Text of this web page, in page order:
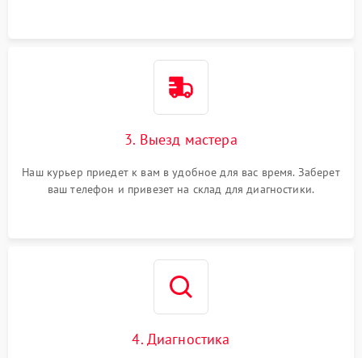
3. Выезд мастера
Наш курьер приедет к вам в удобное для вас время. Заберет
ваш телефон и привезет на склад для диагностики.
4. Диагностика